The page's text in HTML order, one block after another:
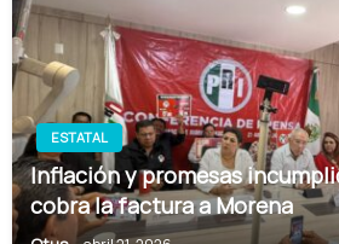
ESTATAL
Inflación y promesas
cobra la factura a Morena